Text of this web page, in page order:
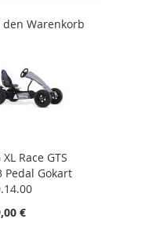
den Warenkorb
XL Race GTS
Pedal Gokart
€